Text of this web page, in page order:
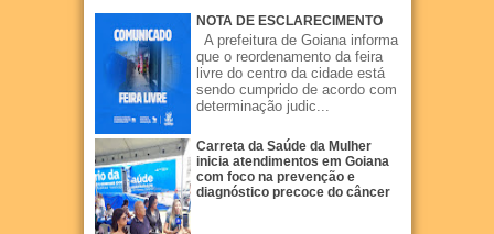
NOTA DE ESCLARECIMENTO
A prefeitura de Goiana informa
que o reordenamento da feira
livre do centro da cidade está
sendo cumprido de acordo com
determinação judic...
Carreta da Saúde da Mulher
inicia atendimentos em Goiana
com foco na prevenção e
diagnóstico precoce do câncer